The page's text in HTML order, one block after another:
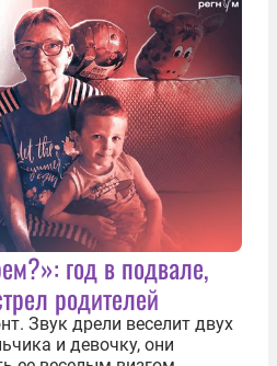
год в подвале,
родителей
Звук дрели веселит двух
и девочку, они